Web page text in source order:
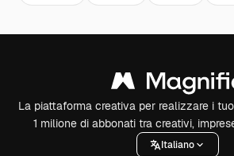
La piattaforma creativa per realizzare i
1 milione di abbonati tra creativi,
Italiano